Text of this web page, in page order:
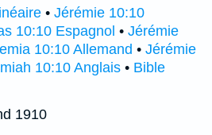
• Jérémie 10:10
10:10 Espagnol • Jérémie
10:10 Allemand • Jérémie
10:10 Anglais • Bible
1910